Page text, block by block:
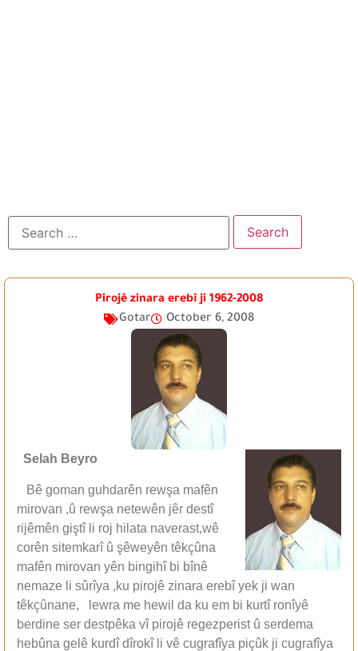
Pirojê zinara erebî ji 1962-2008
Gotar
October 6, 2008
Selah Beyro
Bê goman guhdarên rewşa mafên
mirovan ,û rewşa netewên jêr destî
rijêmên giştî li roj hilata naverast,wê
corên sitemkarî û şêweyên têkçûna
mafên mirovan yên bingihî bi bînê
nemaze li sûrîya ,ku pirojê zinara erebî yek ji wan
têkçûnane, lewra me hewil da ku em bi kurtî ronîyê
berdine ser destpêka vî pirojê regezperist û serdema
hebûna gelê kurdî dîrokî li vê cugrafîya piçûk ji cugrafîya